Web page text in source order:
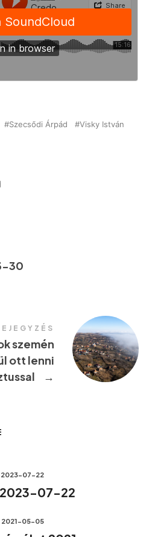
Szecsődi Árpád Visky István
30
szemén
ott lenni
→
2023-07-22
07-22
2021-05-05